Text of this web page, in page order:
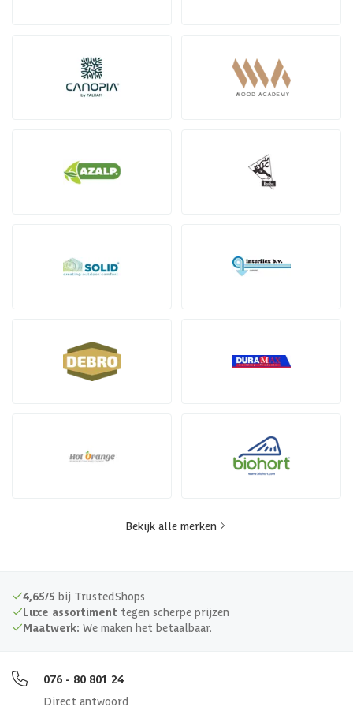
Bekijk alle merken
4,65/5 bij TrustedShops
Luxe assortiment tegen scherpe prijzen
Maatwerk: We maken het betaalbaar.
076 - 80 801 24
Direct antwoord